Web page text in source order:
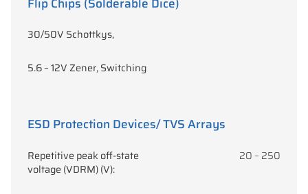
30/50V Schottkys,
5.6 – 12V Zener, Switching
ESD Protection Devices/ TVS Arrays
Repetitive peak off-state
voltage (VDRM) (V):
20 – 250